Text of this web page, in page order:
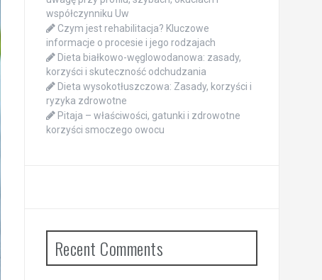
współczynniku Uw
Czym jest rehabilitacja? Kluczowe
informacje o procesie i jego rodzajach
Dieta białkowo-węglowodanowa: zasady,
korzyści i skuteczność odchudzania
Dieta wysokotłuszczowa: Zasady, korzyści i
ryzyka zdrowotne
Pitaja – właściwości, gatunki i zdrowotne
korzyści smoczego owocu
Recent Comments